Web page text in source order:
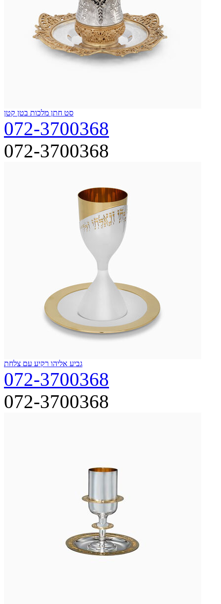
סט חתן מלכות בטן קטן
072-3700368
072-3700368
גביע אליהו רקיע עם צלחת
072-3700368
072-3700368